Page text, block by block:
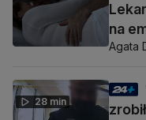
na
Agata
28 min